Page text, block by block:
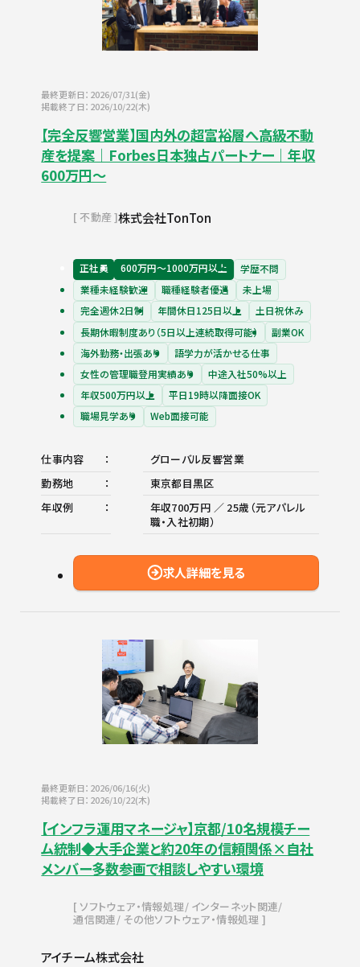
最終更新日：2026/07/31(金)
掲載終了日：2026/10/22(木)
【完全反響営業】国内外の超富裕層へ高級不動
産を提案｜Forbes日本独占パートナー｜年収
600万円～
不動産 株式会社TonTon
正社員 600万円〜1000万円以上
学歴不問
業種未経験歓迎
職種経験者優遇
未上場
完全週休2日制
年間休日125日以上
土日祝休み
長期休暇制度あり（5日以上連続取得可能）
副業OK
海外勤務・出張あり
語学力が活かせる仕事
女性の管理職登用実績あり
中途入社50%以上
年収500万円以上
平日19時以降面接OK
職場見学あり
Web面接可能
仕事内容
グローバル反響営業
勤務地
東京都目黒区
年収例
年収700万円 ／ 25歳（元アパレル
職・入社初期）
求人詳細を見る
最終更新日：2026/06/16(火)
掲載終了日：2026/10/22(木)
【インフラ運用マネージャ】京都/10名規模チー
ム統制◆大手企業と約20年の信頼関係×自社
メンバー多数参画で相談しやすい環境
ソフトウェア・情報処理 インターネット関連
通信関連 その他ソフトウェア・情報処理
アイチーム株式会社